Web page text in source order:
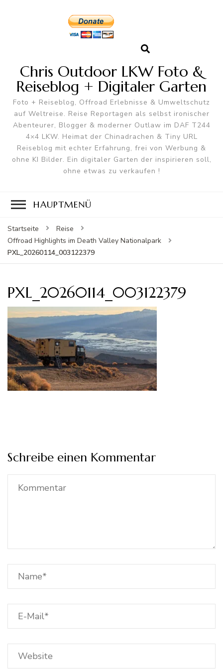
Chris Outdoor LKW Foto &
Reiseblog + Digitaler Garten
Foto + Reiseblog, Offroad Erlebnisse & Umweltschutz
auf Weltreise. Reise Reportagen als selbst ironischer
Abenteurer, Blogger & moderner Outlaw im DAF T244
4×4 LKW. Heimat der Chinadrachen & Tiny URL
Reiseblog mit echter Erfahrung, frei von Werbung &
ohne KI Bilder. Ein digitaler Garten der inspirieren soll,
ohne etwas zu verkaufen !
HAUPTMENÜ
Startseite
Reise
Offroad Highlights im Death Valley Nationalpark
PXL_20260114_003122379
PXL_20260114_003122379
Schreibe einen Kommentar